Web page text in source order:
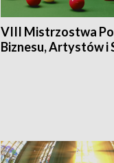
VIII Mistrzostwa
Biznesu, Artystów i